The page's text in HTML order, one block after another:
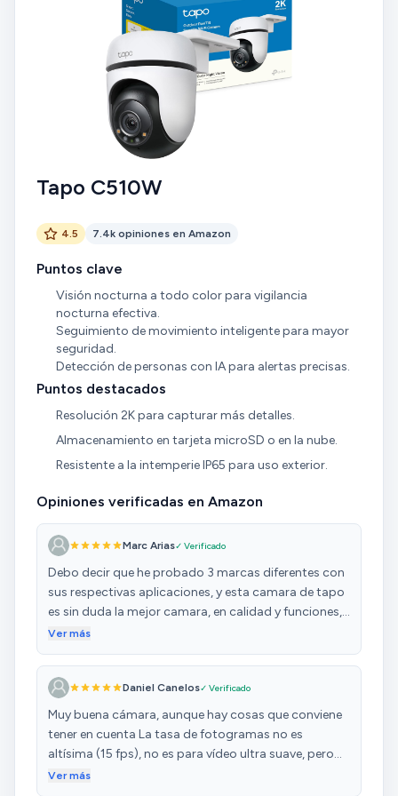
obstante, para colocar en zonas del jardín donde no
tienes opción de alimentación eléctrica, los modelos
C410 funcionan perfectamente y si colocas bien el
panel solar puedes aumentar al 100% la sensibilidad
de todos los detectores y la batería siempre está al
Tapo C510W
4.5 7.4k opiniones en Amazon
Puntos clave
Visión nocturna a todo color para vigilancia
nocturna efectiva.
Seguimiento de movimiento inteligente para mayor
seguridad.
Detección de personas con IA para alertas precisas.
Puntos destacados
Resolución 2K para capturar más detalles.
Almacenamiento en tarjeta microSD o en la nube.
Resistente a la intemperie IP65 para uso exterior.
Opiniones verificadas en Amazon
Marc Arias✓ Verificado
Debo decir que he probado 3 marcas diferentes con
sus respectivas aplicaciones, y esta camara de tapo
es sin duda la mejor camara, en calidad y funciones,
y la mejor app para su control. La verdad es que me
camara que me permitiera vigilar mas de una zona, y
esta al rotar 360°, lo cumple, y hace que me ahorre
comprar 2 camaras para 2 zonas, porque esta sola
lo cubre. En calidad de imagen, he reducido la
calidad a 1080, y aun asi se ve de lujo, de esta
Ver más
Daniel Canelos✓ Verificado
Muy buena cámara, aunque hay cosas que conviene
tener en cuenta La tasa de fotogramas no es
altísima (15 fps), no es para vídeo ultra suave, pero
para vigilancia es suficiente. Si el Wi-Fi de la zona no
Ver más